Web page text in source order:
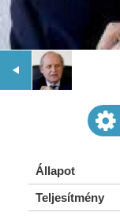
Állapot
Teljesítmény